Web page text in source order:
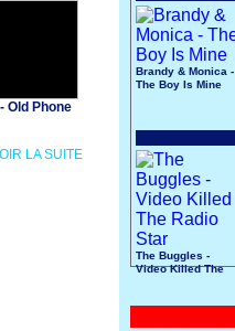
Old Phone
LA SUITE
Brandy & Monica -
The Boy Is Mine
The Buggles -
Video Killed The